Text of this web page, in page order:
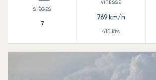
7
769km/h
415 kts